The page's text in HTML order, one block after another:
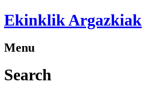
Ekinklik Argazkiak
Menu
Search